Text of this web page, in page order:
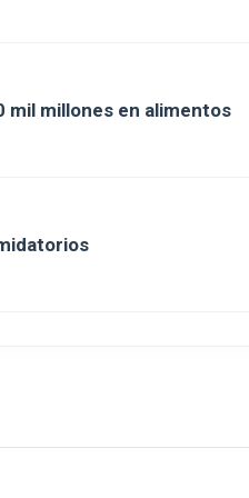
mil millones en alimentos